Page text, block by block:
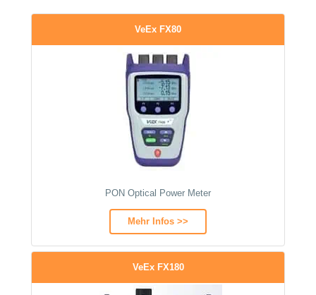
VeEx FX80
PON Optical Power Meter
Mehr Infos >>
VeEx FX180